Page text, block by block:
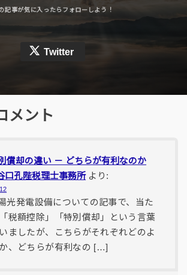
Twitter
メント
償却の違い － どちらが有利なのか
口孔陛税理士事務所 より:
光発電設備についての記事で、当た
税額控除」「特別償却」という言葉
ましたが、こちらがそれぞれどのよ
、どちらが有利なの […]